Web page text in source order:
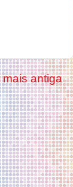
antiga